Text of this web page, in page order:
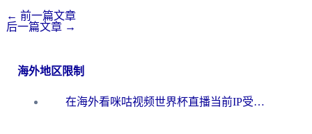
← 前一篇文章
后一篇文章 →
海外地区限制
在海外看咪咕视频世界杯直播当前IP受限制？这篇指南帮你搞定所有体育赛事观看难题